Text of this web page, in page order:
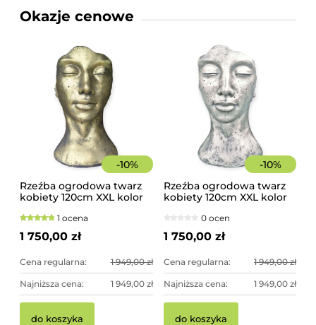
Okazje cenowe
-10%
Rzeźba ogrodowa twarz
kobiety 120cm XXL kolor
imponująca dekoracja
ogrodowa
1 ocena
1 750,00 zł
Cena regularna: 1 949,00 zł
Najniższa cena: 1 949,00 zł
do koszyka
-10%
Rzeźba ogrodowa twarz
kobiety 120cm XXL kolor
imponująca dekoracja
ogrodowa
0 ocen
1 750,00 zł
Cena regularna: 1 949,00 zł
Najniższa cena: 1 949,00 zł
do koszyka